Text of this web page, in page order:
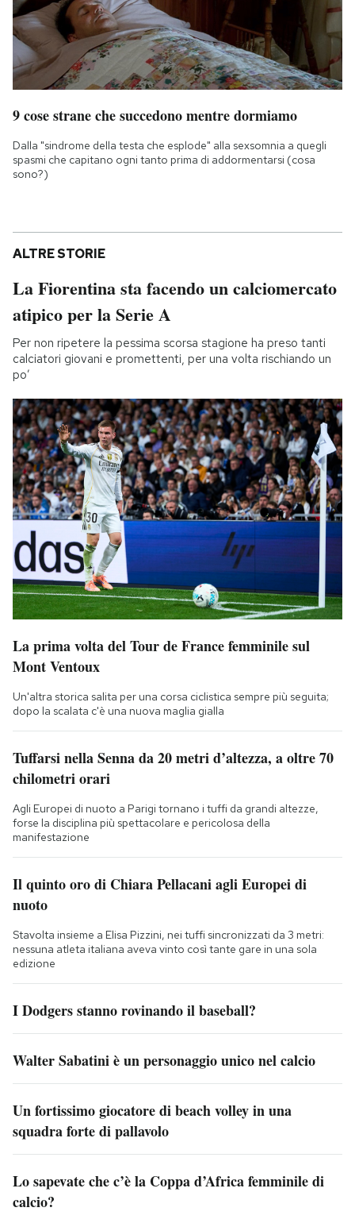
9 cose strane che succedono mentre dormiamo
Dalla "sindrome della testa che esplode" alla sexsomnia a quegli
spasmi che capitano ogni tanto prima di addormentarsi (cosa
sono?)
ALTRE STORIE
La Fiorentina sta facendo un calciomercato
atipico per la Serie A
Per non ripetere la pessima scorsa stagione ha preso tanti
calciatori giovani e promettenti, per una volta rischiando un
po’
La prima volta del Tour de France femminile sul
Mont Ventoux
Un'altra storica salita per una corsa ciclistica sempre più seguita;
dopo la scalata c'è una nuova maglia gialla
Tuffarsi nella Senna da 20 metri d’altezza, a oltre 70
chilometri orari
Agli Europei di nuoto a Parigi tornano i tuffi da grandi altezze,
forse la disciplina più spettacolare e pericolosa della
manifestazione
Il quinto oro di Chiara Pellacani agli Europei di
nuoto
Stavolta insieme a Elisa Pizzini, nei tuffi sincronizzati da 3 metri:
nessuna atleta italiana aveva vinto così tante gare in una sola
edizione
I Dodgers stanno rovinando il baseball?
Walter Sabatini è un personaggio unico nel calcio
Un fortissimo giocatore di beach volley in una
squadra forte di pallavolo
Lo sapevate che c’è la Coppa d’Africa femminile di
calcio?